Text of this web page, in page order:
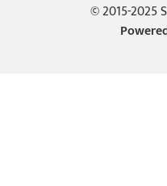
© 2015-2025